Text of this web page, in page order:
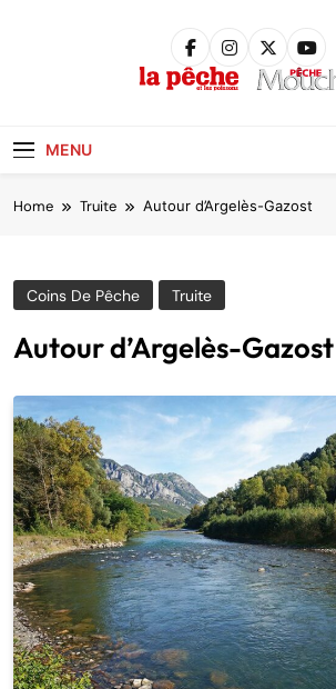
MENU
Home Truite Autour d’Argelès-Gazost
Coins De Pêche Truite
Autour d’Argelès-Gazost